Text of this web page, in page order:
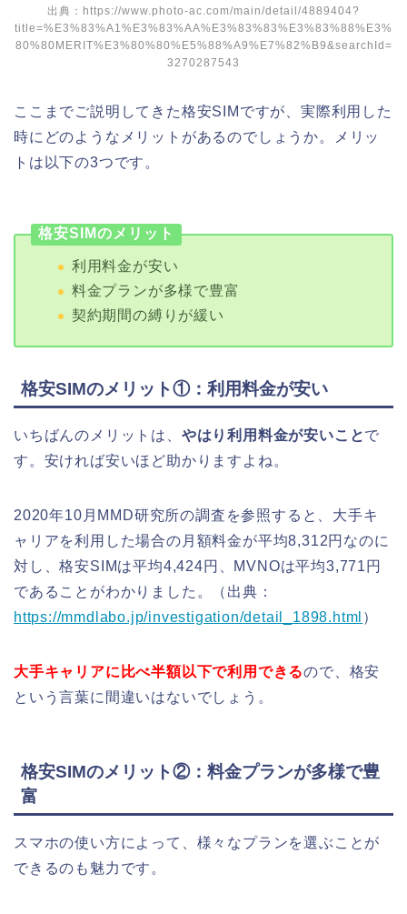
出典：https://www.photo-ac.com/main/detail/4889404?
title=%E3%83%A1%E3%83%AA%E3%83%83%E3%83%88%E3%
80%80MERIT%E3%80%80%E5%88%A9%E7%82%B9&searchId=
3270287543
ここまでご説明してきた格安SIMですが、実際利用した
時にどのようなメリットがあるのでしょうか。メリッ
トは以下の3つです。
格安SIMのメリット
利用料金が安い
料金プランが多様で豊富
契約期間の縛りが緩い
格安SIMのメリット①：利用料金が安い
いちばんのメリットは、 やはり利用料金が安いことで
す。安ければ安いほど助かりますよね。
2020年10月MMD研究所の調査を参照すると、大手キ
ャリアを利用した場合の月額料金が平均8,312円なのに
対し、格安SIMは平均4,424円、MVNOは平均3,771円
であることがわかりました。（出典：
https://mmdlabo.jp/investigation/detail_1898.html ）
大手キャリアに比べ半額以下で利用できるので、格安
という言葉に間違いはないでしょう。
格安SIMのメリット②：料金プランが多様で豊
富
スマホの使い方によって、様々なプランを選ぶことが
できるのも魅力です。